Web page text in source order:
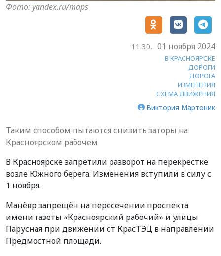
Фото: yandex.ru/maps
11:30, 01 ноября 2024
В КРАСНОЯРСКЕ
ДОРОГИ
ДОРОГА
ИЗМЕНЕНИЯ
СХЕМА ДВИЖЕНИЯ
Виктория Мартоник
Таким способом пытаются снизить заторы на
Красноярском рабочем
В Красноярске запретили разворот на перекрестке
возле Южного берега. Изменения вступили в силу с
1 ноября.
Манёвр запрещён на пересечении проспекта
имени газеты «Красноярский рабочий» и улицы
Парусная при движении от КрасТЭЦ в направлении
Предмостной площади.